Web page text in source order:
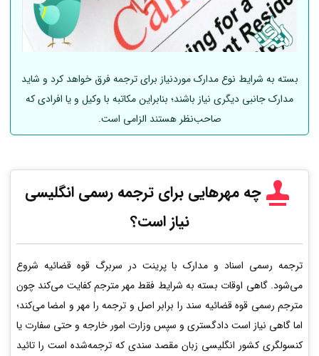
بسته به شرایط نوع مدارک موردنیاز برای ترجمه فرق خواهد کرد و شاید
مدارک جانبی دیگری نیاز باشند؛ بنابراین مکاتبه با وکیل و یا افرادی که
صاحب‌نظر هستند الزامی است.
چه مهرهایی برای ترجمه رسمی انگلیسی
نیاز است؟
ترجمه رسمی اسناد و مدارک با پرینت در سربرگ قوه قضائیه شروع
می‌شود. گاهی اوقات بسته به شرایط فقط مهر مترجم کفایت می‌کند چون
مترجم رسمی قوه قضائیه سند را برابر اصل و ترجمه را مهر و امضا می‌کند؛
اما گاهی نیاز است دادگستری و سپس وزارت امور خارجه و حتی سفارت یا
کنسولگری کشور انگلیسی زبان مقصد سندی که ترجمه‌شده است را تائید